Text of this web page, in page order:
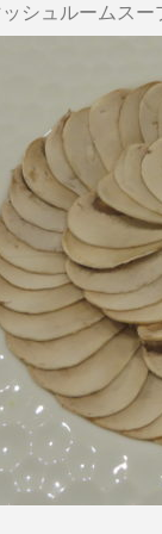
シュルームスー